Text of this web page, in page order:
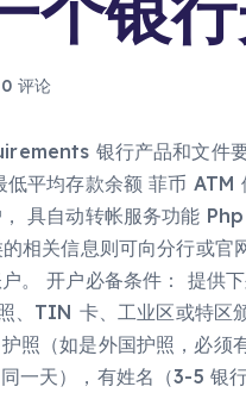
0 评论
银行产品和文件要
平均存款余额 菲币
具自动转帐服务功能
相关信息则可向分行或官
。 开户必备条件： 提供
TIN 卡、工业区或特区
照（如是外国护照，必须
一天），有姓名（3-5 银